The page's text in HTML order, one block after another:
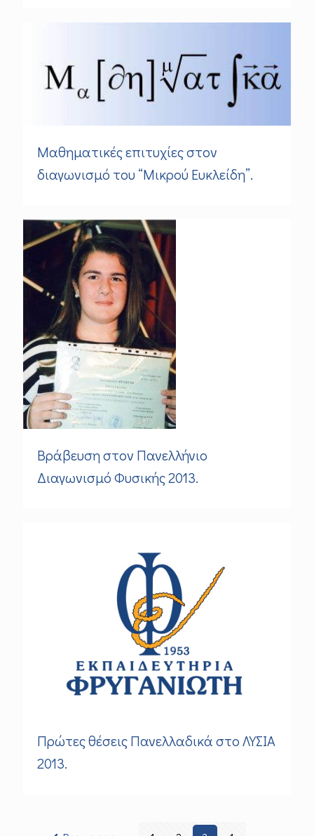
Μαθηματικές επιτυχίες στον
διαγωνισμό του “Μικρού Ευκλείδη”.
Bράβευση στον Πανελλήνιο
Διαγωνισμό Φυσικής 2013.
Πρώτες θέσεις Πανελλαδικά στο ΛΥΣΙΑ
2013.